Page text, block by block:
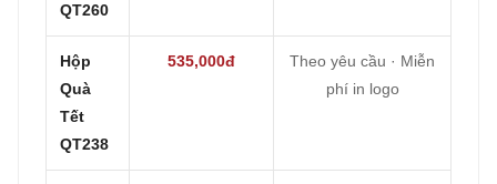
QT260
Hộp
Quà
Tết
QT238
535,000đ
Theo yêu cầu · Miễn
phí in logo